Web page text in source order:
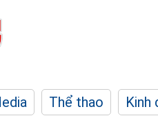
Thể thao Kinh